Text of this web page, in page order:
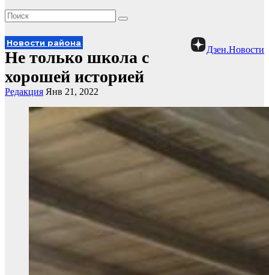
Дзен.Новости
Новости района
Не только школа с
хорошей историей
Редакция Янв 21, 2022